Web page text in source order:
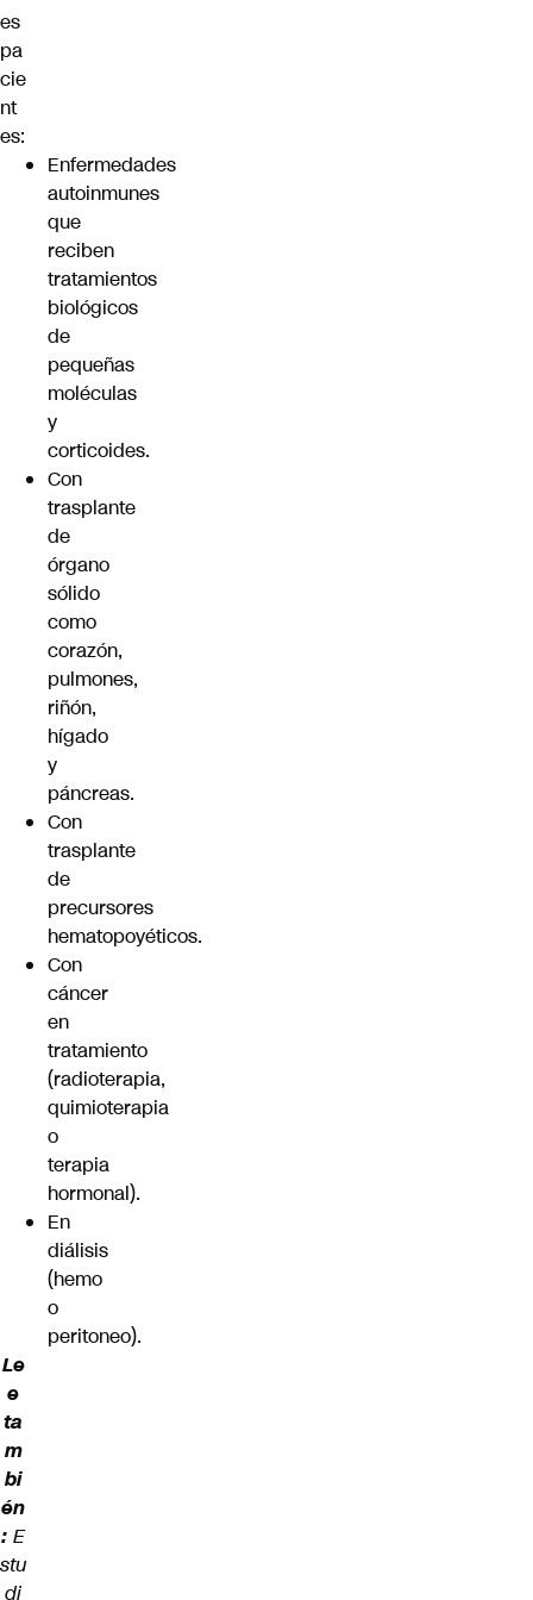
es
pa
cie
nt
es:
Enfermedades
autoinmunes
que
reciben
tratamientos
biológicos
de
pequeñas
moléculas
y
corticoides.
Con
trasplante
de
órgano
sólido
como
corazón,
pulmones,
riñón,
hígado
y
páncreas.
Con
trasplante
de
precursores
hematopoyéticos.
Con
cáncer
en
tratamiento
(radioterapia,
quimioterapia
o
terapia
hormonal).
En
diálisis
(hemo
o
peritoneo).
Le
e
ta
m
bi
én
:E
stu
di